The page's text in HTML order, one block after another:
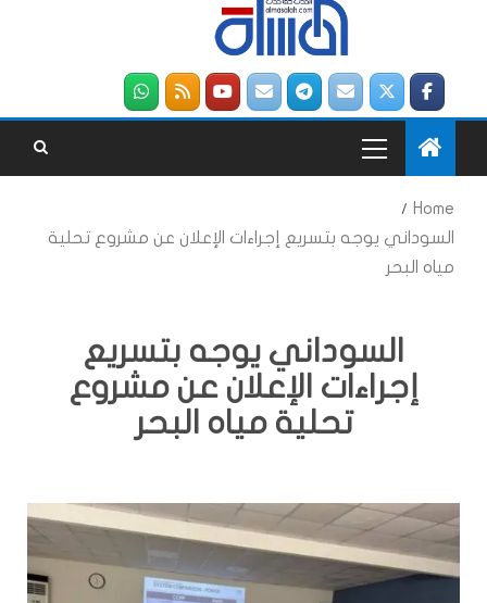
Home
السوداني يوجه بتسريع إجراءات الإعلان عن مشروع تحلية
مياه البحر
السوداني يوجه بتسريع
إجراءات الإعلان عن مشروع
تحلية مياه البحر